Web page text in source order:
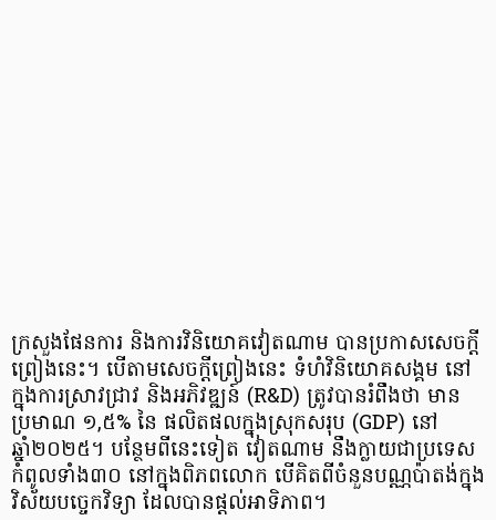
ក្រសួង​ផែនការ និងការវិនិយោគវៀតណាម បានប្រកាស​សេចក្ដី
ព្រៀងនេះ។ បើតាម​សេចក្ដីព្រៀងនេះ ទំហំវិនិយោគ​សង្គម នៅ
ក្នុង​ការស្រាវជ្រាវ និងអភិវឌ្ឍន៍ (R&D) ត្រូវបាន​រំពឹងថា មាន
ប្រមាណ ១,៥% នៃ ផលិតផល​ក្នុងស្រុកសរុប (GDP) នៅ
ឆ្នាំ២០២៥។ បន្ថែមពីនេះទៀត វៀតណាម នឹងក្លាយ​ជា​ប្រទេស​
កំពូលទាំង៣០ នៅក្នុងពិភពលោក បើគិតពីចំនួន​បណ្ណប៉ាតង់ក្នុង
វិស័យ​បច្ចេកវិទ្យា ដែលបាន​ផ្ដល់អាទិភាព។